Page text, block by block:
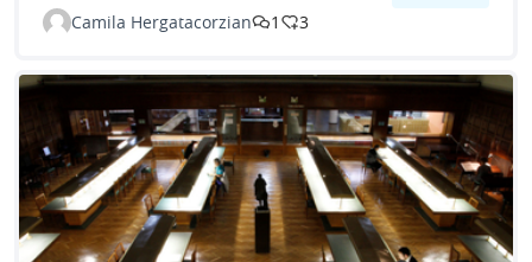
Camila Hergatacorzian 1 3